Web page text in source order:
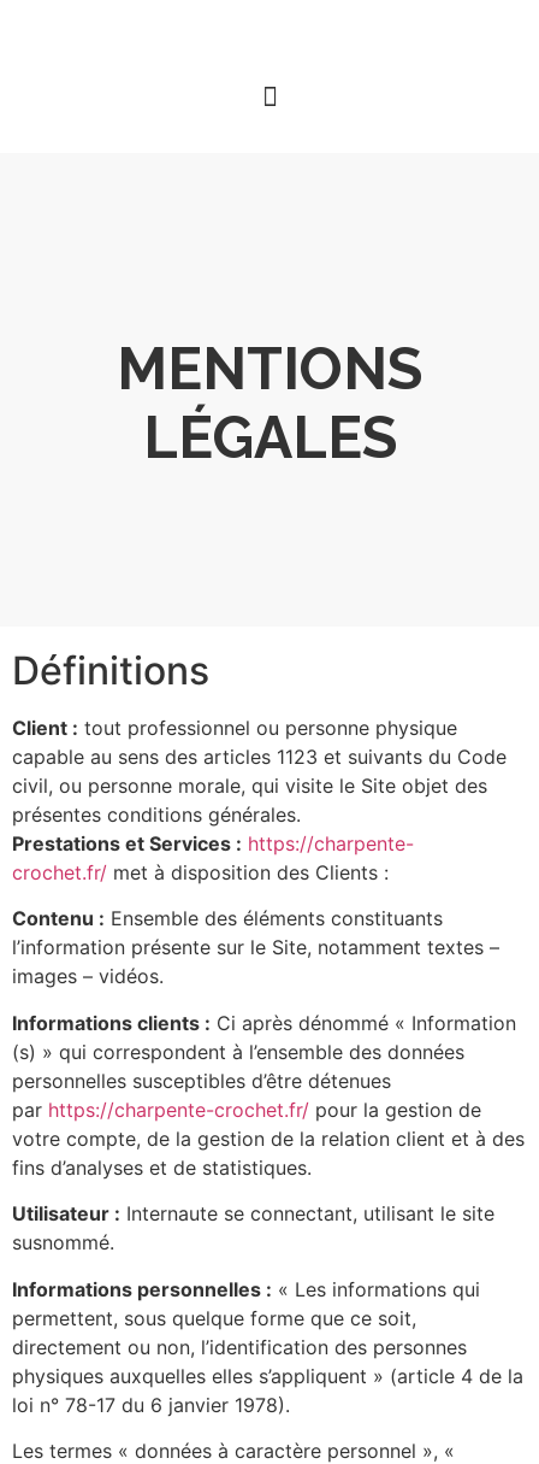
MENTIONS
LÉGALES
Définitions
Client : tout professionnel ou personne physique
capable au sens des articles 1123 et suivants du Code
civil, ou personne morale, qui visite le Site objet des
présentes conditions générales.
Prestations et Services : https://charpente-
crochet.fr/ met à disposition des Clients :
Contenu : Ensemble des éléments constituants
l’information présente sur le Site, notamment textes –
images – vidéos.
Informations clients : Ci après dénommé « Information
(s) » qui correspondent à l’ensemble des données
personnelles susceptibles d’être détenues
par https://charpente-crochet.fr/ pour la gestion de
votre compte, de la gestion de la relation client et à des
fins d’analyses et de statistiques.
Utilisateur : Internaute se connectant, utilisant le site
susnommé.
Informations personnelles : « Les informations qui
permettent, sous quelque forme que ce soit,
directement ou non, l’identification des personnes
physiques auxquelles elles s’appliquent » (article 4 de la
loi n° 78-17 du 6 janvier 1978).
Les termes « données à caractère personnel », «